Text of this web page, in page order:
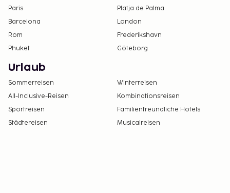
Paris
Platja de Palma
Barcelona
London
Rom
Frederikshavn
Phuket
Göteborg
Urlaub
Sommerreisen
Winterreisen
All-Inclusive-Reisen
Kombinationsreisen
Sportreisen
Familienfreundliche Hotels
Städtereisen
Musicalreisen